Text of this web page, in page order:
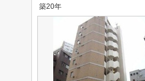
築20年